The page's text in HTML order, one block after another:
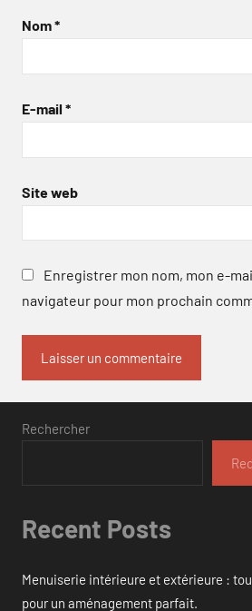
Nom*
E-mail *
Site web
Enregistrer mon nom, mon e-
navigateur pour mon prochain
Rechercher
Recent Posts
Menuiserie intérieure et extérieure :
pour un aménagement parfait.